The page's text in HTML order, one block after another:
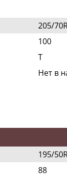
205/
100
T
Нет в
195/
88